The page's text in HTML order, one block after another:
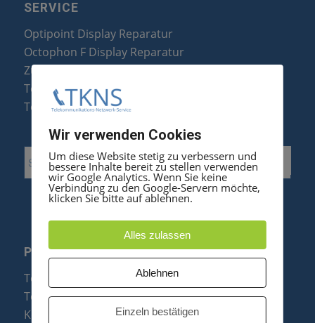
SERVICE
Optipoint Display Reparatur
Octophon F Display Reparatur
Zubehör & Ersatzteile
Telefonanlagen Optimierung
Telefonanlagen Erweiterung
PRODUKTE
Telefonanlagen
Telefone
Konftel Konferenztelefone
Wir verwenden Cookies
Um diese Website stetig zu verbessern und
bessere Inhalte bereit zu stellen verwenden
wir Google Analytics. Wenn Sie keine
Verbindung zu den Google-Servern möchte,
klicken Sie bitte auf ablehnen.
Alles zulassen
Ablehnen
Einzeln bestätigen